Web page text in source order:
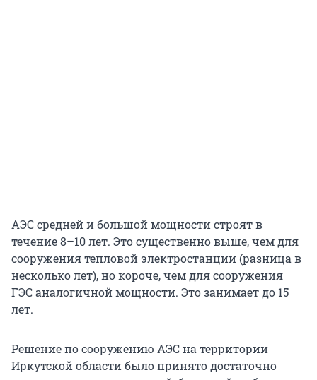
АЭС средней и большой мощности строят в
течение 8–10 лет. Это существенно выше, чем для
сооружения тепловой электростанции (разница в
несколько лет), но короче, чем для сооружения
ГЭС аналогичной мощности. Это занимает до 15
лет.
Решение по сооружению АЭС на территории
Иркутской области было принято достаточно